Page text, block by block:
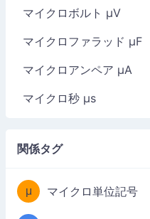
マイクロボルト µV
マイクロファラッド µF
マイクロアンペア µA
マイクロ秒 µs
関係タグ
μ マイクロ単位記号